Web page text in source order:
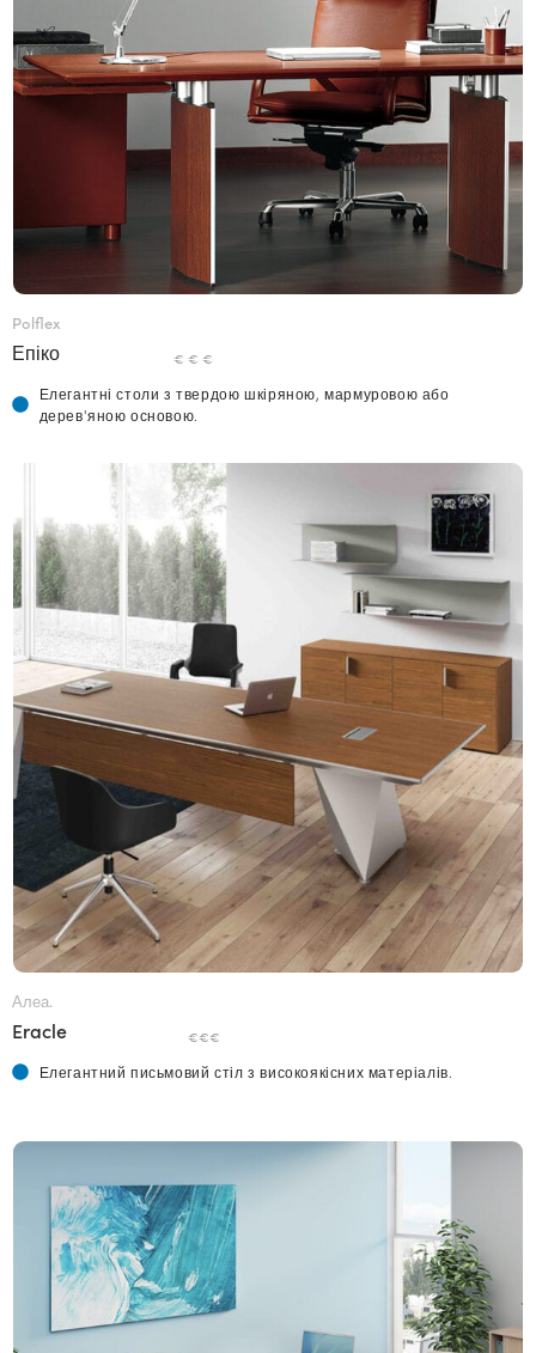
Polflex
Епіко € € €
Елегантні столи з твердою шкіряною, мармуровою або
дерев'яною основою.
Алеа.
Eracle €€€
Елегантний письмовий стіл з високоякісних матеріалів.